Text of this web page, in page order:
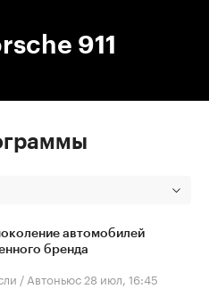
911
автомобилей
бренда
/ Автоньюс 28 июл, 16:45